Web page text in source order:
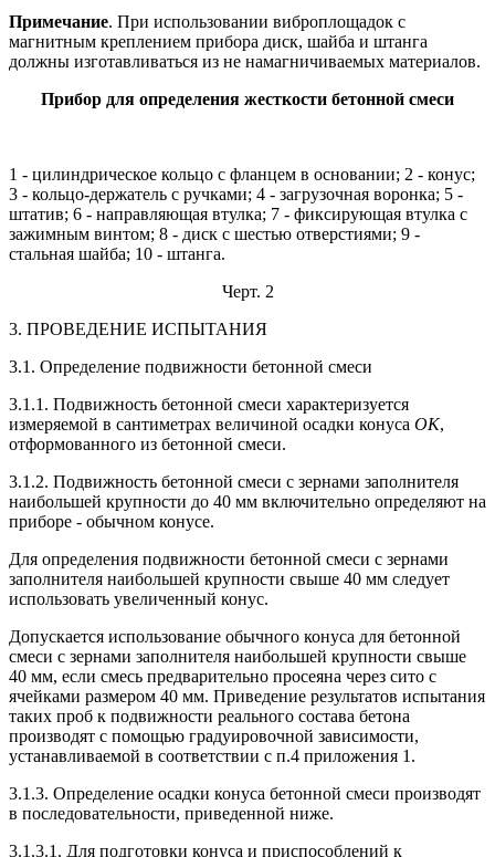
Примечание. При использовании виброплощадок с
магнитным креплением прибора диск, шайба и штанга
должны изготавливаться из не намагничиваемых материалов.
Прибор для определения жесткости бетонной смеси
1 - цилиндрическое кольцо с фланцем в основании; 2 - конус;
3 - кольцо-держатель с ручками; 4 - загрузочная воронка; 5 -
штатив; 6 - направляющая втулка; 7 - фиксирующая втулка с
зажимным винтом; 8 - диск с шестью отверстиями; 9 -
стальная шайба; 10 - штанга.
Черт. 2
3. ПРОВЕДЕНИЕ ИСПЫТАНИЯ
3.1. Определение подвижности бетонной смеси
3.1.1. Подвижность бетонной смеси характеризуется
измеряемой в сантиметрах величиной осадки конуса ОК,
отформованного из бетонной смеси.
3.1.2. Подвижность бетонной смеси с зернами заполнителя
наибольшей крупности до 40 мм включительно определяют на
приборе - обычном конусе.
Для определения подвижности бетонной смеси с зернами
заполнителя наибольшей крупности свыше 40 мм следует
использовать увеличенный конус.
Допускается использование обычного конуса для бетонной
смеси с зернами заполнителя наибольшей крупности свыше
40 мм, если смесь предварительно просеяна через сито с
ячейками размером 40 мм. Приведение результатов испытания
таких проб к подвижности реального состава бетона
производят с помощью градуировочной зависимости,
устанавливаемой в соответствии с п.4 приложения 1.
3.1.3. Определение осадки конуса бетонной смеси производят
в последовательности, приведенной ниже.
3.1.3.1. Для подготовки конуса и приспособлений к